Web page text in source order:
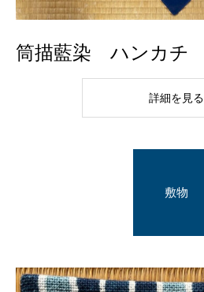
筒描藍染 ハンカチ
詳細を見る
敷物